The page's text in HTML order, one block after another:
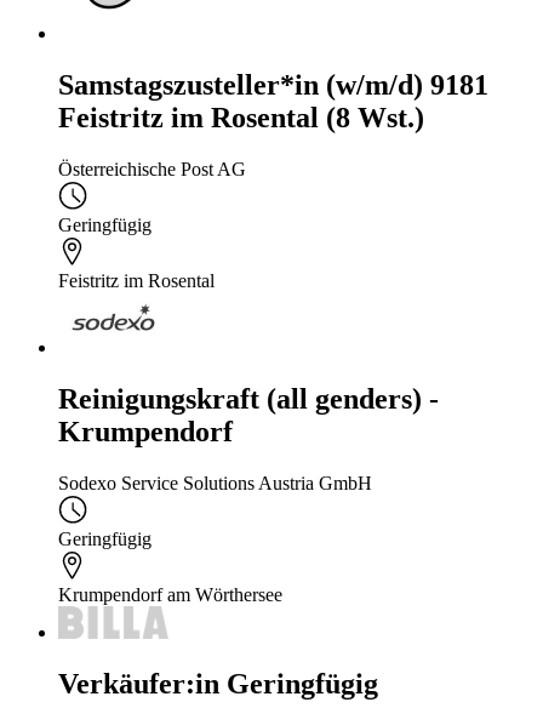
Samstagszusteller*in (w/m/d) 9181
Feistritz im Rosental (8 Wst.)
Österreichische Post AG
Geringfügig
Feistritz im Rosental
Reinigungskraft (all genders) -
Krumpendorf
Sodexo Service Solutions Austria GmbH
Geringfügig
Krumpendorf am Wörthersee
Verkäufer:in Geringfügig